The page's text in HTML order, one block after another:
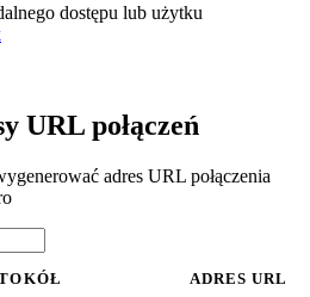
dostępu lub użytku
URL połączeń
adres URL połączenia
ADRES URL